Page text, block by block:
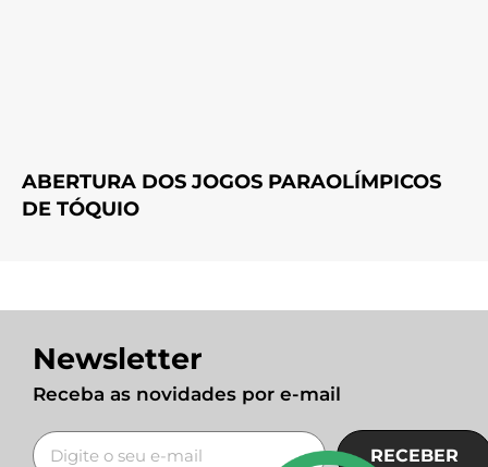
ABERTURA DOS JOGOS PARAOLÍMPICOS
DE TÓQUIO
Newsletter
Receba as novidades por e-mail
RECEBER